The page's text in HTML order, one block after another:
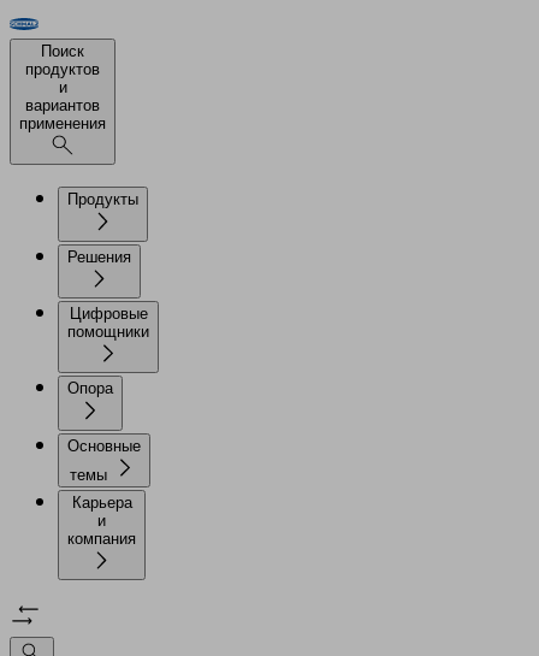
Поиск
продуктов
и
вариантов
применения
Продукты
Решения
Цифровые
помощники
Опора
Основные
темы
Карьера
и
компания